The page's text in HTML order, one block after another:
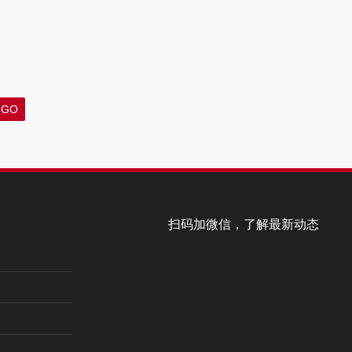
扫码加微信，了解最新动态